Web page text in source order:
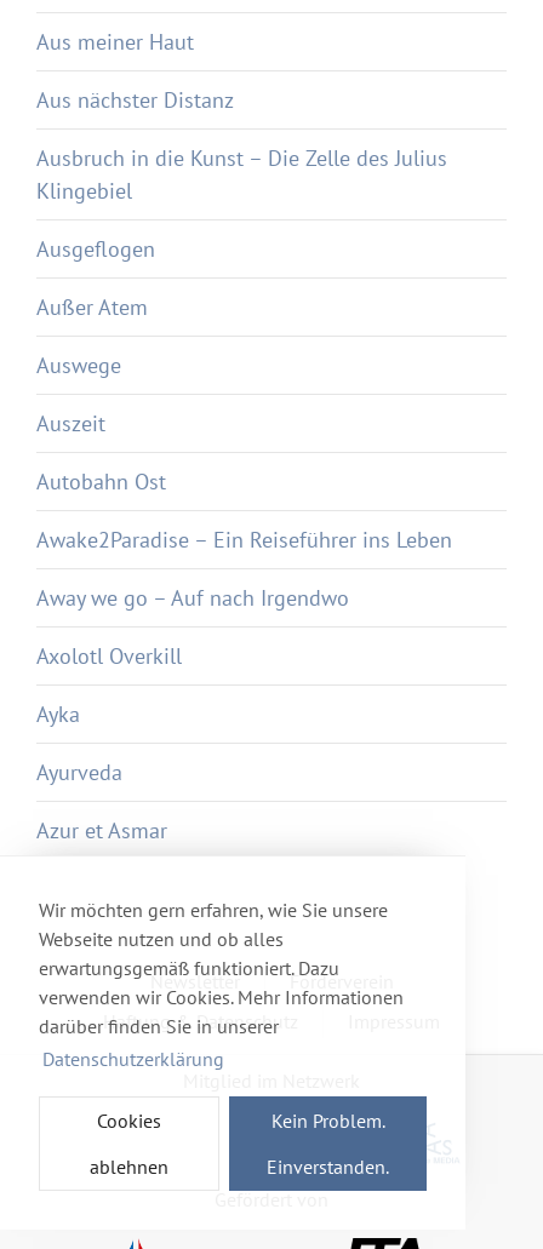
Wir möchten gern erfahren, wie Sie unsere
Webseite nutzen und ob alles
erwartungsgemäß funktioniert. Dazu
verwenden wir Cookies. Mehr Informationen
darüber finden Sie in unserer
Datenschutzerklärung
Cookies
ablehnen
Kein Problem.
Einverstanden.
Aus meiner Haut
Aus nächster Distanz
Ausbruch in die Kunst – Die Zelle des Julius
Klingebiel
Ausgeflogen
Außer Atem
Auswege
Auszeit
Autobahn Ost
Awake2Paradise – Ein Reiseführer ins Leben
Away we go – Auf nach Irgendwo
Axolotl Overkill
Ayka
Ayurveda
Azur et Asmar
Newsletter
Förderverein
Haftung & Datenschutz